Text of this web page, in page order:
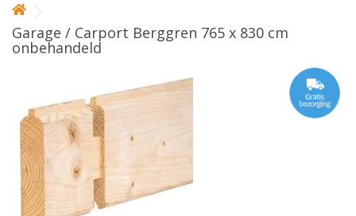
Garage / Carport Berggren 765 x 830 cm
onbehandeld